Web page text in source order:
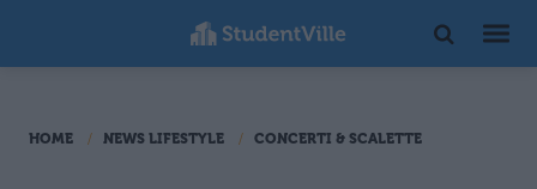
HOME NEWS LIFESTYLE CONCERTI & SCALETTE